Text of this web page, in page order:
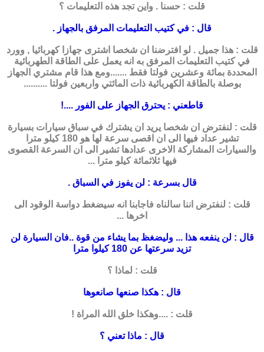
قلت : حسنا . واين تجد هذه التعليمات ؟
قال : في كتيب التعليمات المرفق بالجهاز .
قلت : هذا جميل . لو افترضنا ان شخصا اشترى جهازا كهربائيا , وورد
في كتيب التعليمات المرفق به انه يعمل على الطاقة الطهربائية
المحددة بمائة وعشرين فولتا فقط .......ومع هذا قام مشتري الجهاز
بوصلة بالطاقة الكهربائية ذات المائتي واربعين فولتا ..........
قاطعني : يحترق الجهاز على الفور ....!
قلت : لنفترض ان شخصا يريد ان يشترك في سباق سيارات بسيارة
تشير عداد فيها الى ان اقصى سرعة لها هو 180 كيلو مترا
والسيارات المشاركة الاخرى عدادها تشير الى ان السرعة القصوى
فيها ثلاثمائة كيلو مترا ...
قال بسرعة : لن يفوز في السباق .
قلت : لنفترض اننا سالناه فاجابنا انه سيضغط دواسة الوقود الى
اخرها ...
قال : لن ينفعه هذا ... وليضغظ بما يشاء من قوة ..فان السيارة لن
تزيد سرعتها عن 180 كيلوا مترا
قلت : لماذا ؟
قال : هكذا صنعها صانعوها
قلت : ....وهكذا خلق الله المراة !
قال : ماذا تعني ؟